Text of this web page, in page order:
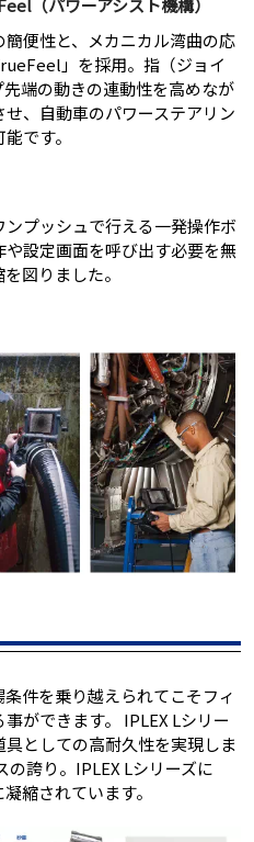
（パワーアシスト機構）
便性と、メカニカル湾曲の応
」を採用。指（ジョイ
端の動きの連動性を高めなが
、自動車のパワーステアリン
です。
プッシュで行える一発操作ボ
設定画面を呼び出す必要を無
図りました。
件を乗り越えられてこそフィ
ができます。 IPLEX Lシリー
としての高耐久性を実現しま
の誇り。IPLEX Lシリーズに
縮されています。